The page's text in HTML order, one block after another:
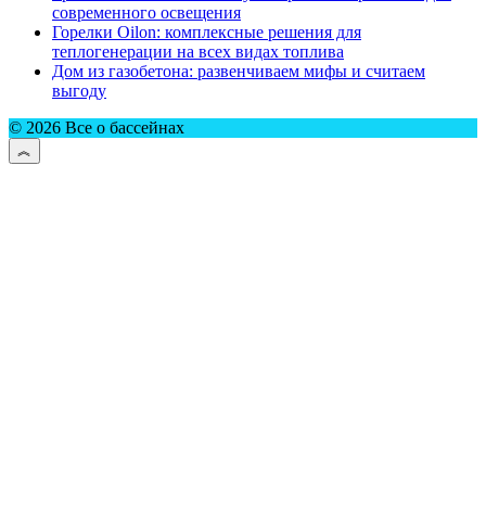
современного освещения
Горелки Oilon: комплексные решения для
теплогенерации на всех видах топлива
Дом из газобетона: развенчиваем мифы и считаем
выгоду
© 2026 Все о бассейнах